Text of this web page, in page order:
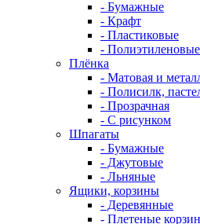
- Бумажные
- Крафт
- Пластиковые
- Полиэтиленовые
Плёнка
- Матовая и
- Полисилк,
- Прозрачная
- С рисунком
Шпагаты
- Бумажные
- Джутовые
- Льняные
Ящики, корзины
- Деревянные
- Плетеные